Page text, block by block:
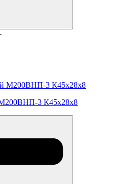
3 К45х28х8